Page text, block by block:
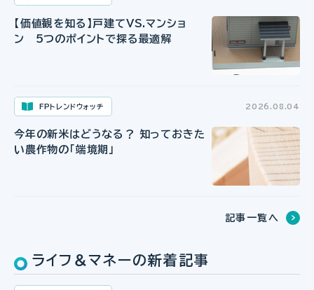
【価値観を知る】戸建てVS.マンショ
ン 5つのポイントで探る最適解
FPトレンドウォッチ 2026.08.04
今年の新米はどうなる？ 知っておきた
い農作物の「端境期」
記事一覧へ
ライフ＆マネーの新着記事